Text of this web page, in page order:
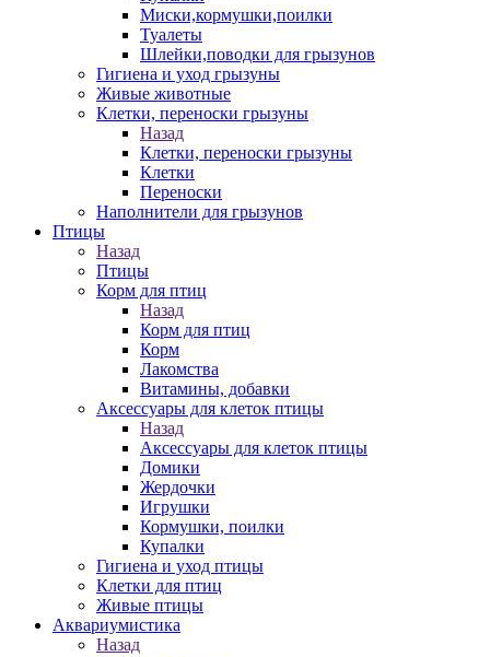
Миски,кормушки,поилки
Туалеты
Шлейки,поводки для грызунов
Гигиена и уход грызуны
Живые животные
Клетки, переноски грызуны
Назад
Клетки, переноски грызуны
Клетки
Переноски
Наполнители для грызунов
Птицы
Назад
Птицы
Корм для птиц
Назад
Корм для птиц
Корм
Лакомства
Витамины, добавки
Аксессуары для клеток птицы
Назад
Аксессуары для клеток птицы
Домики
Жердочки
Игрушки
Кормушки, поилки
Купалки
Гигиена и уход птицы
Клетки для птиц
Живые птицы
Аквариумистика
Назад